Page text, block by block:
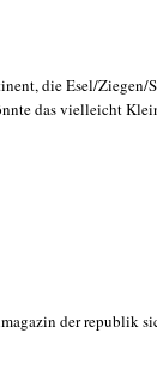
die Esel/Ziegen/
das vielleicht
der republik